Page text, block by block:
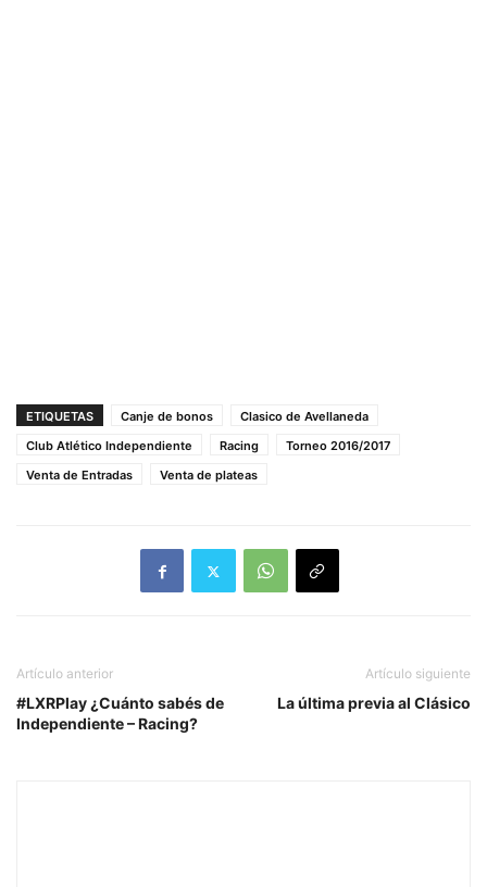
ETIQUETAS Canje de bonos
Clasico de Avellaneda
Club Atlético Independiente
Racing
Torneo 2016/2017
Venta de Entradas
Venta de plateas
Artículo anterior
#LXRPlay ¿Cuánto sabés de
Independiente – Racing?
Artículo siguiente
La última previa al Clásico